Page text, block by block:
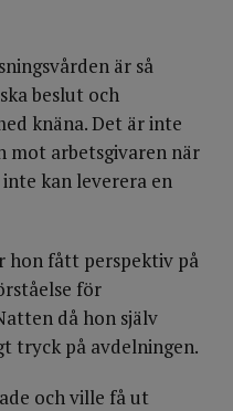
är så
beslut och
knäna. Det är inte
arbetsgivaren när
kan leverera en
hon fått perspektiv på
för
då hon själv
tryck på avdelningen.
och ville få ut